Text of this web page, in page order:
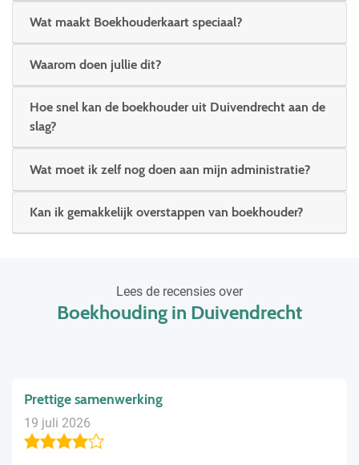
Wat maakt Boekhouderkaart speciaal?
Waarom doen jullie dit?
Hoe snel kan de boekhouder uit Duivendrecht aan de
slag?
Wat moet ik zelf nog doen aan mijn administratie?
Kan ik gemakkelijk overstappen van boekhouder?
Lees de recensies over
Boekhouding in Duivendrecht
Prettige samenwerking
19 juli 2026